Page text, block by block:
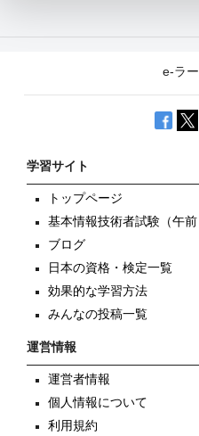
e-ラ
学習サイト
トップページ
基本情報技術者試験（午
ブログ
日本の資格・検定一覧
効果的な学習方法
みんなの投稿一覧
運営情報
運営者情報
個人情報について
利用規約